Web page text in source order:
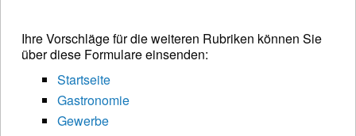
Ihre Vorschläge für die weiteren Rubriken können Sie
über diese Formulare einsenden:
Startseite
Gastronomie
Gewerbe